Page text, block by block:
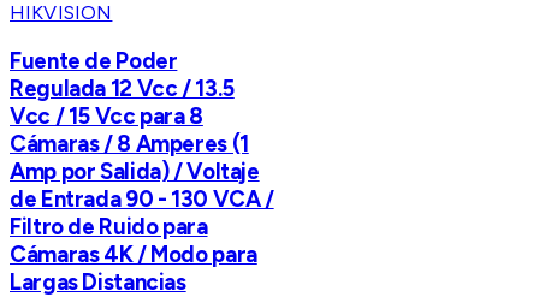
HIKVISION
Fuente de Poder
Regulada 12 Vcc / 13.5
Vcc / 15 Vcc para 8
Cámaras / 8 Amperes (1
Amp por Salida) / Voltaje
de Entrada 90 - 130 VCA /
Filtro de Ruido para
Cámaras 4K / Modo para
Largas Distancias